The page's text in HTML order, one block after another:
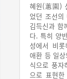
혜원(蕙園)
었던 조선의
김득신과 함
다. 특히 양
성에서 비
애환 등 일
식으로 풍
으로 표현한